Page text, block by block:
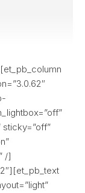
sticky=”off”
/]